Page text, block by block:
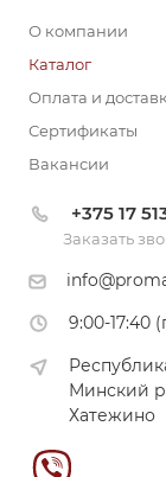
О компании
Каталог
Оплата и
Сертификаты
Вакансии
+375 17
Заказать
9:00-17:40
Минский
Хатежино